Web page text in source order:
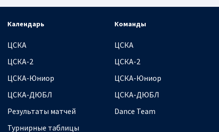
Календарь
ЦСКА
ЦСКА-2
ЦСКА-Юниор
ЦСКА-ДЮБЛ
Результаты матчей
Турнирные таблицы
Команды
ЦСКА
ЦСКА-2
ЦСКА-Юниор
ЦСКА-ДЮБЛ
Dance Team